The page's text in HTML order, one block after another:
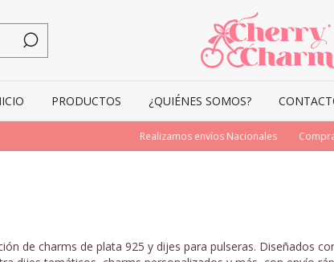
PRODUCTOS ¿QUIÉNES SOMOS?
Realizamos envíos Nacionales Compra
de charms de plata 925 y dijes para pulseras. Diseñados